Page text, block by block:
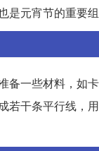
元宵节的重要
备一些材料，如
若干条平行线，